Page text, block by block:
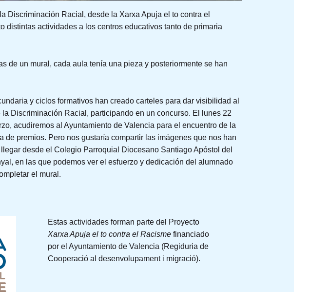
Discriminación Racial, desde la Xarxa Apuja el to contra el
distintas actividades a los centros educativos tanto de primaria
de un mural, cada aula tenía una pieza y posteriormente se han
y ciclos formativos han creado carteles para dar visibilidad al
la Discriminación Racial, participando en un concurso. El lunes 22
acudiremos al Ayuntamiento de Valencia para el encuentro de la
de premios. Pero nos gustaría compartir las imágenes que nos han
llegar desde el Colegio Parroquial Diocesano Santiago Apóstol del
en las que podemos ver el esfuerzo y dedicación del alumnado
el mural.
Estas actividades forman parte del Proyecto
Xarxa Apuja el to contra el Racismefinanciado
por el Ayuntamiento de Valencia (Regiduria de
Cooperació al desenvolupament i migració).